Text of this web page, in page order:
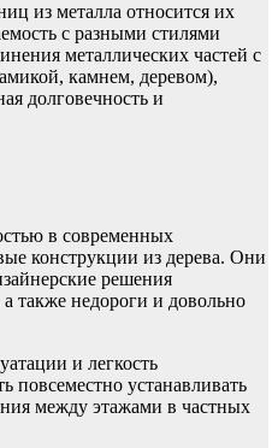
из металла относится их
с разными стилями
металлических частей с
камнем, деревом),
долговечность и
в современных
конструкции из дерева. Они
решения
также недороги и довольно
и легкость
повсеместно устанавливать
между этажами в частных